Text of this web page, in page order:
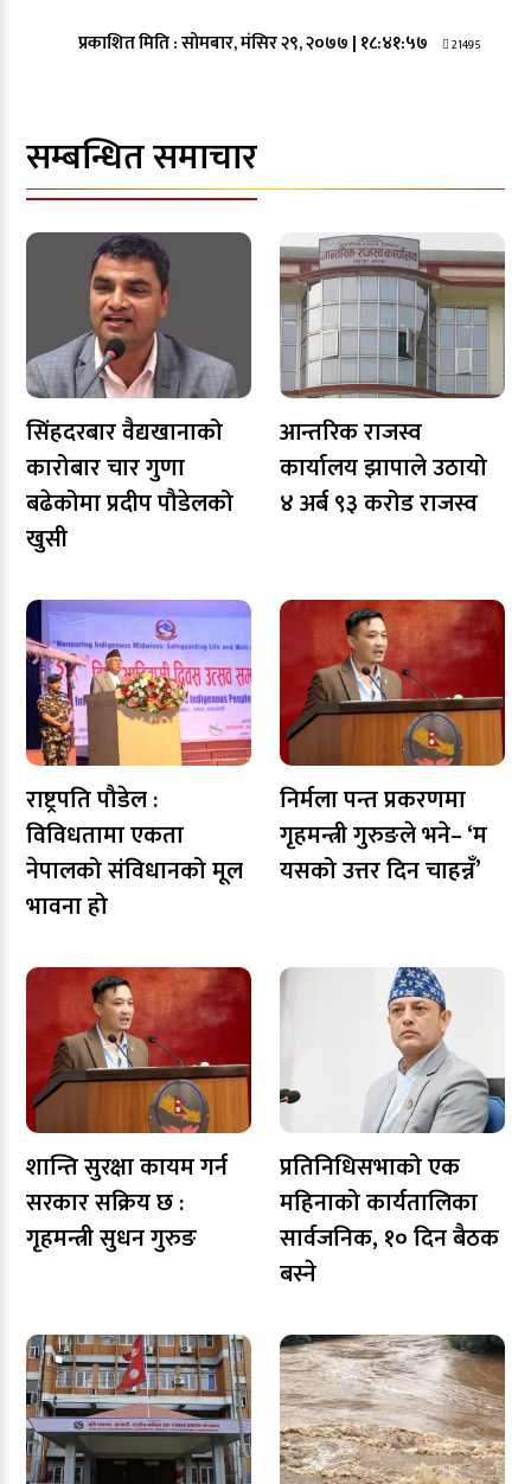
प्रकाशित मिति :सोमबार, मंसिर २९, २०७७ | १८:४१:५७ 21495
सम्बन्धित समाचार
सिंहदरबार वैद्यखानाको
कारोबार चार गुणा
बढेकोमा प्रदीप पौडेलको
खुसी
आन्तरिक राजस्व
कार्यालय झापाले उठायो
४ अर्ब ९३ करोड राजस्व
राष्ट्रपति पौडेल :
विविधतामा एकता
नेपालको संविधानको मूल
भावना हो
निर्मला पन्त प्रकरणमा
गृहमन्त्री गुरुङले भने– ‘म
यसको उत्तर दिन चाहन्नँ’
शान्ति सुरक्षा कायम गर्न
सरकार सक्रिय छ :
गृहमन्त्री सुधन गुरुङ
प्रतिनिधिसभाको एक
महिनाको कार्यतालिका
सार्वजनिक, १० दिन बैठक
बस्ने